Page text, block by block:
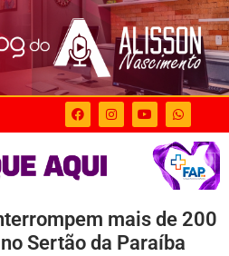
mais de 200
Sertão da Paraíba